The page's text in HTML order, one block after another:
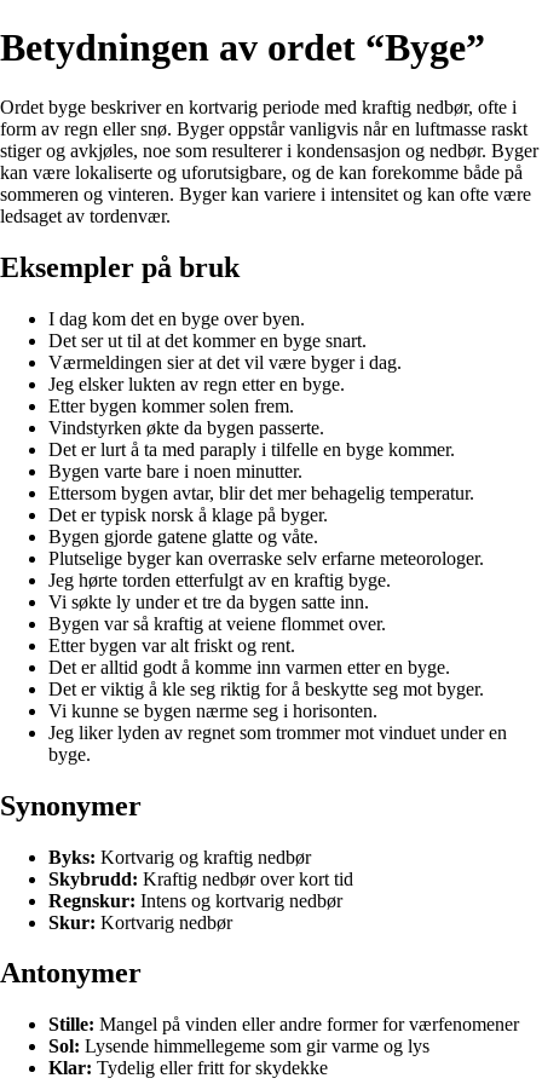
Betydningen av ordet “Byge”
Ordet byge beskriver en kortvarig periode med kraftig nedbør, ofte i
form av regn eller snø. Byger oppstår vanligvis når en luftmasse raskt
stiger og avkjøles, noe som resulterer i kondensasjon og nedbør. Byger
kan være lokaliserte og uforutsigbare, og de kan forekomme både på
sommeren og vinteren. Byger kan variere i intensitet og kan ofte være
ledsaget av tordenvær.
Eksempler på bruk
I dag kom det en byge over byen.
Det ser ut til at det kommer en byge snart.
Værmeldingen sier at det vil være byger i dag.
Jeg elsker lukten av regn etter en byge.
Etter bygen kommer solen frem.
Vindstyrken økte da bygen passerte.
Det er lurt å ta med paraply i tilfelle en byge kommer.
Bygen varte bare i noen minutter.
Ettersom bygen avtar, blir det mer behagelig temperatur.
Det er typisk norsk å klage på byger.
Bygen gjorde gatene glatte og våte.
Plutselige byger kan overraske selv erfarne meteorologer.
Jeg hørte torden etterfulgt av en kraftig byge.
Vi søkte ly under et tre da bygen satte inn.
Bygen var så kraftig at veiene flommet over.
Etter bygen var alt friskt og rent.
Det er alltid godt å komme inn varmen etter en byge.
Det er viktig å kle seg riktig for å beskytte seg mot byger.
Vi kunne se bygen nærme seg i horisonten.
Jeg liker lyden av regnet som trommer mot vinduet under en
byge.
Synonymer
Byks: Kortvarig og kraftig nedbør
Skybrudd: Kraftig nedbør over kort tid
Regnskur: Intens og kortvarig nedbør
Skur: Kortvarig nedbør
Antonymer
Stille: Mangel på vinden eller andre former for værfenomener
Sol: Lysende himmellegeme som gir varme og lys
Klar: Tydelig eller fritt for skydekke